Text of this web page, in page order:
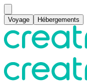
Voyage Hébergements